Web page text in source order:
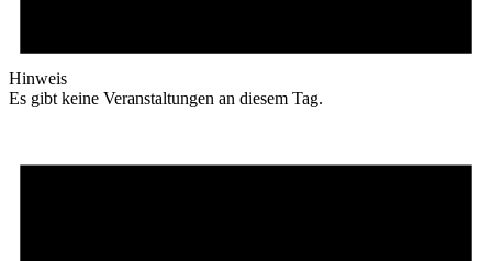
Hinweis
Es gibt keine Veranstaltungen an diesem Tag.